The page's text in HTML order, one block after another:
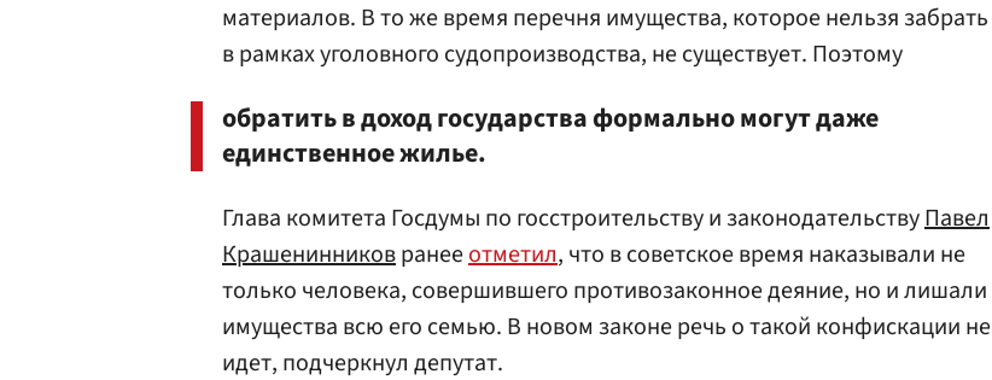
материалов. В то же время перечня имущества, которое нельзя забрать
в рамках уголовного судопроизводства, не существует. Поэтому
обратить в доход государства формально могут даже
единственное жилье.
Глава комитета Госдумы по госстроительству и законодательствуПавел
Крашенинниковранееотметил, что в советское время наказывали не
только человека, совершившего противозаконное деяние, но и лишали
имущества всю его семью. В новом законе речь о такой конфискации не
идет, подчеркнул депутат.